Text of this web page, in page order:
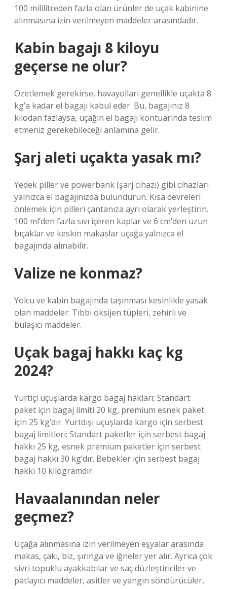
100 mililitreden fazla olan ürünler de uçak kabinine
alınmasına izin verilmeyen maddeler arasındadır.
Kabin bagajı 8 kiloyu
geçerse ne olur?
Özetlemek gerekirse, havayolları genellikle uçakta 8
kg’a kadar el bagajı kabul eder. Bu, bagajınız 8
kilodan fazlaysa, uçağın el bagajı kontuarında teslim
etmeniz gerekebileceği anlamına gelir.
Şarj aleti uçakta yasak mı?
Yedek piller ve powerbank (şarj cihazı) gibi cihazları
yalnızca el bagajınızda bulundurun. Kısa devreleri
önlemek için pilleri çantanıza ayrı olarak yerleştirin.
100 ml’den fazla sıvı içeren kaplar ve 6 cm’den uzun
bıçaklar ve keskin makaslar uçağa yalnızca el
bagajında ​​alınabilir.
Valize ne konmaz?
Yolcu ve kabin bagajında ​​taşınması kesinlikle yasak
olan maddeler: Tıbbi oksijen tüpleri, zehirli ve
bulaşıcı maddeler.
Uçak bagaj hakkı kaç kg
2024?
Yurtiçi uçuşlarda kargo bagaj hakları; Standart
paket için bagaj limiti 20 kg, premium esnek paket
için 25 kg’dır. Yurtdışı uçuşlarda kargo için serbest
bagaj limitleri: Standart paketler için serbest bagaj
hakkı 25 kg, esnek premium paketler için serbest
bagaj hakkı 30 kg’dır. Bebekler için serbest bagaj
hakkı 10 kilogramdır.
Havaalanından neler
geçmez?
Uçağa alınmasına izin verilmeyen eşyalar arasında
makas, çakı, bız, şırınga ve iğneler yer alır. Ayrıca çok
sivri topuklu ayakkabılar ve saç düzleştiriciler ve
patlayıcı maddeler, asitler ve yangın söndürücüler,